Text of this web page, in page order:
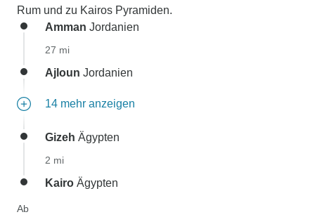
Rum und zu Kairos Pyramiden.
Amman Jordanien
27 mi
Ajloun Jordanien
14 mehr anzeigen
Gizeh Ägypten
2 mi
Kairo Ägypten
Ab